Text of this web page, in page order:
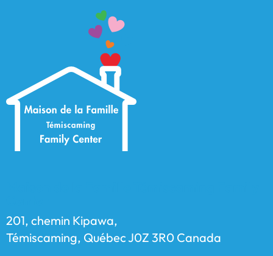
201, chemin Kipawa,
Témiscaming, Québec J0Z 3R0 Canada